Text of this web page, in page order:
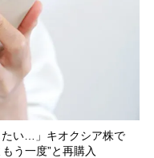
たい…」キオクシア株で
う一度”と再購入